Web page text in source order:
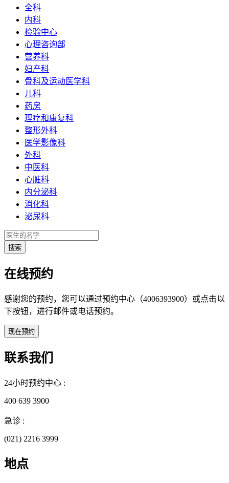
全科
内科
检验中心
心理咨询部
营养科
妇产科
骨科及运动医学科
儿科
药房
理疗和康复科
整形外科
医学影像科
外科
中医科
心脏科
内分泌科
消化科
泌尿科
在线预约
感谢您的预约，您可以通过预约中心（4006393900）或点击以
下按钮，进行邮件或电话预约。
联系我们
24小时预约中心 :
400 639 3900
急诊 :
(021) 2216 3999
地点